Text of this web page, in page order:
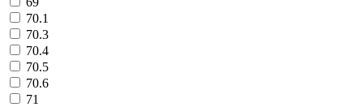
70.1
70.3
70.4
70.5
70.6
71